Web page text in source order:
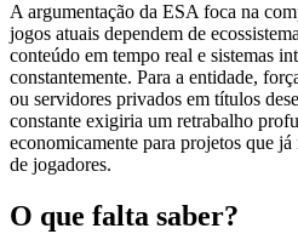
A argumentação da ESA foca na
jogos atuais dependem de
conteúdo em tempo real e sistemas
constantemente. Para a entidade,
ou servidores privados em títulos
constante exigiria um retrabalho
economicamente para projetos que já
de jogadores.
O que falta saber?